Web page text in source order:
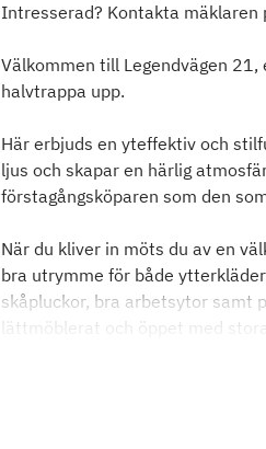
Intresserad? Kontakta
Välkommen till Legendvägen
halvtrappa upp.
Här erbjuds en yteffektiv och
ljus och skapar en härlig
förstagångsköparen som den
När du kliver in möts du av en
bra utrymme för både
skåpluckor, bra arbetsytor samt
lättmöblerat och öppet med